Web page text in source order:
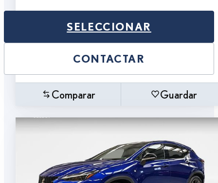
SELECCIONAR
CONTACTAR
Comparar Guardar